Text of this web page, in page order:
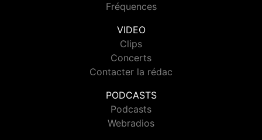
Fréquences
VIDEO
Clips
Concerts
Contacter la rédac
PODCASTS
Podcasts
Webradios